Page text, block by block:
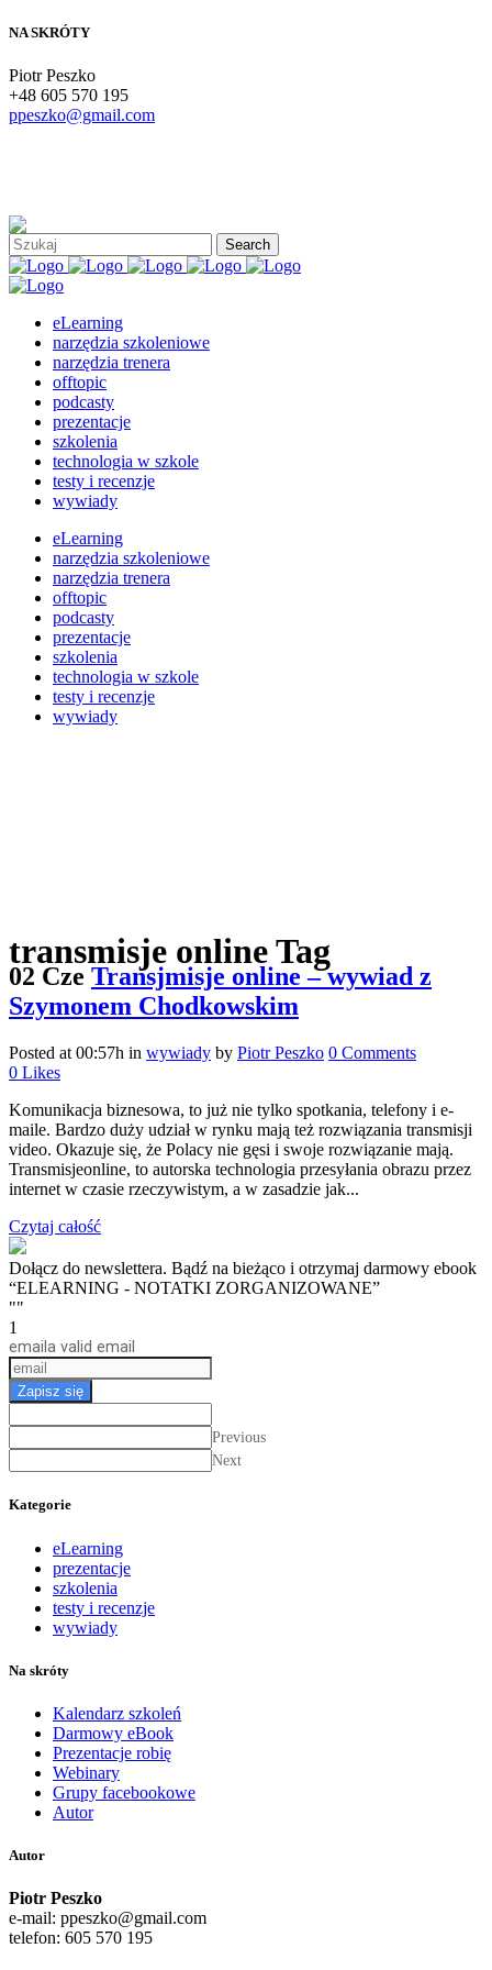
NA SKRÓTY
Piotr Peszko
+48 605 570 195
ppeszko@gmail.com
eLearning
narzędzia szkoleniowe
narzędzia trenera
offtopic
podcasty
prezentacje
szkolenia
technologia w szkole
testy i recenzje
wywiady
eLearning
narzędzia szkoleniowe
narzędzia trenera
offtopic
podcasty
prezentacje
szkolenia
technologia w szkole
testy i recenzje
wywiady
transmisje online Tag
02 Cze Transjmisje online – wywiad z
Szymonem Chodkowskim
Posted at 00:57h in wywiady by Piotr Peszko 0 Comments
0 Likes
Komunikacja biznesowa, to już nie tylko spotkania, telefony i e-
maile. Bardzo duży udział w rynku mają też rozwiązania transmisji
video. Okazuje się, że Polacy nie gęsi i swoje rozwiązanie mają.
Transmisjeonline, to autorska technologia przesyłania obrazu przez
internet w czasie rzeczywistym, a w zasadzie jak...
Czytaj całość
Dołącz do newslettera. Bądź na bieżąco i otrzymaj darmowy ebook
“ELEARNING - NOTATKI ZORGANIZOWANE”
""
1
email a valid email
Zapisz się
Previous
Next
Kategorie
eLearning
prezentacje
szkolenia
testy i recenzje
wywiady
Na skróty
Kalendarz szkoleń
Darmowy eBook
Prezentacje robię
Webinary
Grupy facebookowe
Autor
Autor
Piotr Peszko
e-mail: ppeszko@gmail.com
telefon: 605 570 195